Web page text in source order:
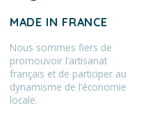
MADE IN FRANCE
Nous sommes fiers de
promouvoir l’artisanat
français et de participer au
dynamisme de l’économie
locale.